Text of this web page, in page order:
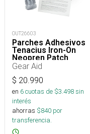
OUT26603
Parches Adhesivos
Tenacius Iron-On
Neopren Patch
Gear Aid
$ 20.990
en 6cuotas de $3.498sin
interés
ahorras $840 por
transferencia.